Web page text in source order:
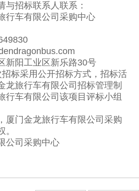
与招标联系人联系：
行车有限公司采购中心
新阳工业区新乐路30号
标采用公开招标方式，招标活
龙旅行车有限公司招标管理制
行车有限公司该项目评标小组
厦门金龙旅行车有限公司采购
公司采购中心